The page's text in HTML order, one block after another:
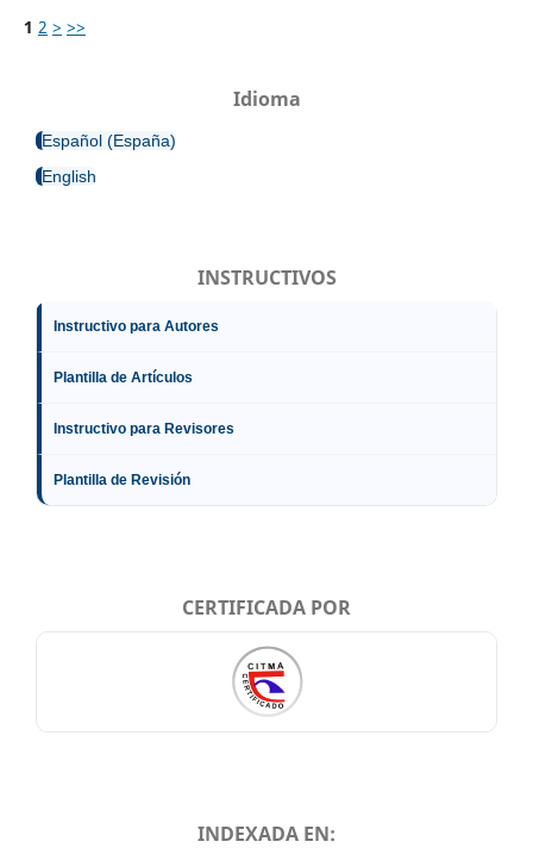
1 2 > >>
Idioma
Español (España)
English
INSTRUCTIVOS
Instructivo para Autores
Plantilla de Artículos
Instructivo para Revisores
Plantilla de Revisión
CERTIFICADA POR
INDEXADA EN: